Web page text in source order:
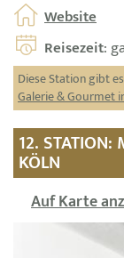
Website
Reisezeit:
Diese Station gibt
Galerie & Gourmet
12. STATION:
KÖLN
Auf Karte